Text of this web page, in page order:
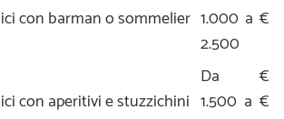
con barman o sommelier 1.000 a €
2.500
con aperitivi e stuzzichini
Da €
1.500 a €